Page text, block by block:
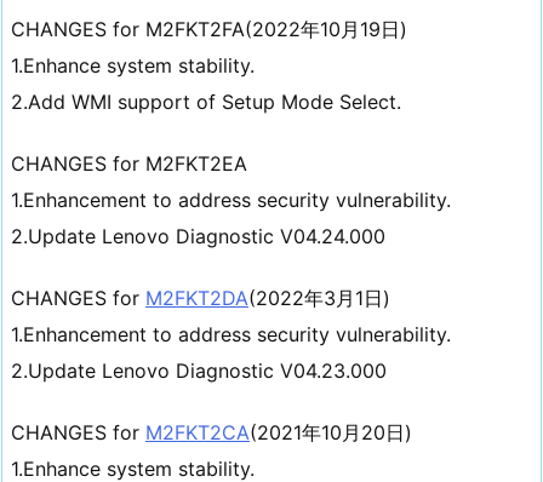
CHANGES for M2FKT2FA(2022年10月19日)
1.Enhance system stability.
2.Add WMI support of Setup Mode Select.
CHANGES for M2FKT2EA
1.Enhancement to address security vulnerability.
2.Update Lenovo Diagnostic V04.24.000
CHANGES for M2FKT2DA(2022年3月1日)
1.Enhancement to address security vulnerability.
2.Update Lenovo Diagnostic V04.23.000
CHANGES for M2FKT2CA(2021年10月20日)
1.Enhance system stability.